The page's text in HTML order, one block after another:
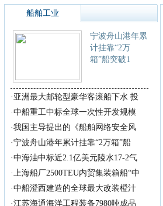
船舶工业
宁波舟山港年累
计挂靠“2万
箱”船突破1
· 亚洲最大邮轮型豪华客滚船下水 投
·中船重工中标全球一次性开发规模
·我国主导提出的《船舶网络安全风
·宁波舟山港年累计挂靠“2万箱”船
·中海油中标近2.1亿美元陵水17-2气
·上海船厂2500TEU内贸集装箱船“中
·中船澄西建造的全球最大改装橙汁
·江苏海通海洋工程装备7980吨成品